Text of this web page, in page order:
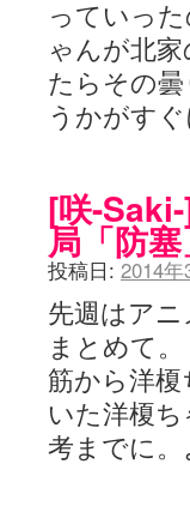
っていっ
ゃんが北
たらその
うかがす
[咲-
局「防
投稿日: 2014年
先週はア
まとめて
筋から洋
いた洋榎
考までに